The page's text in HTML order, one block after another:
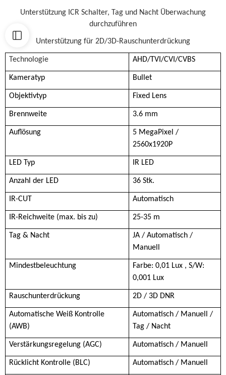
Unterstützung ICR Schalter, Tag und Nacht Überwachung
durchzuführen
Unterstützung für 2D/3D-Rauschunterdrückung
Technologie AHD/TVI/CVI/CVBS
Kameratyp Bullet
Objektivtyp Fixed Lens
Brennweite 3.6 mm
Auflösung
5 MegaPixel /
2560x1920P
LED Typ IR LED
Anzahl der LED 36 Stk.
IR-CUT Automatisch
IR-Reichweite (max. bis zu) 25-35 m
Tag & Nacht
JA / Automatisch /
Manuell
Mindestbeleuchtung
Farbe: 0,01 Lux , S/W:
0,001 Lux
Rauschunterdrückung 2D / 3D DNR
Automatische Weiß Kontrolle
(AWB)
Automatisch / Manuell /
Tag / Nacht
Verstärkungsregelung (AGC) Automatisch / Manuell
Rücklicht Kontrolle (BLC) Automatisch / Manuell